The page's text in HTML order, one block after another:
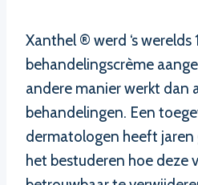
Xanthel ® werd ‘s werelds
behandelingscrème
andere manier werkt dan
behandelingen. Een
dermatologen heeft jaren
het bestuderen hoe deze